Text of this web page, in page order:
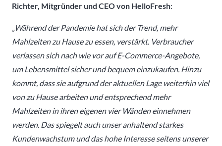
Richter, Mitgründer und CEO von HelloFresh:
„Während der Pandemie hat sich der Trend, mehr
Mahlzeiten zu Hause zu essen, verstärkt. Verbraucher
verlassen sich nach wie vor auf E-Commerce-Angebote,
um Lebensmittel sicher und bequem einzukaufen. Hinzu
kommt, dass sie aufgrund der aktuellen Lage weiterhin viel
von zu Hause arbeiten und entsprechend mehr
Mahlzeiten in ihren eigenen vier Wänden einnehmen
werden. Das spiegelt auch unser anhaltend starkes
Kundenwachstum und das hohe Interesse seitens unserer